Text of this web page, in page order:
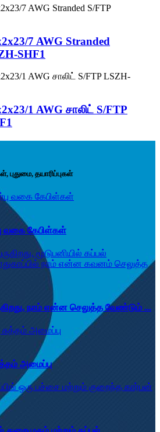
7 AWG Stranded
SHF1
1 AWG சாலிட் S/FTP
தயாரிப்புகள்
வகை கேபிள்கள்
நாம் என்ன செலுத்த வேண்டும் ...
அமைப்பு